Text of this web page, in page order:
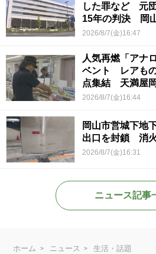
した罪など 元
15年の判決 岡
ていて被害結果
2026/8/7(金)16:47
人気再燃「アナ
ベント レアも
点集結 天満屋
2026/8/7(金)16:44
岡山市営城下地
出口を封鎖 消
2026/8/7(金)16:31
ニュース記事
ホーム ニュース
生活・話題